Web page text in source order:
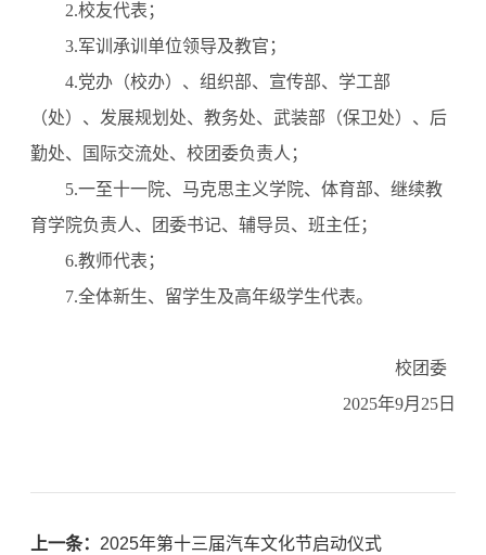
2.校友代表；
3.军训承训单位领导及教官；
4.党办（校办）、组织部、宣传部、学工部
（处）、发展规划处、教务处、武装部（保卫处）、后
勤处、国际交流处、校团委负责人；
5.一至十一院、马克思主义学院、体育部、继续教
育学院负责人、团委书记、辅导员、班主任；
6.教师代表；
7.全体新生、留学生及高年级学生代表。
校团委
2025年9月25日
上一条： 2025年第十三届汽车文化节启动仪式